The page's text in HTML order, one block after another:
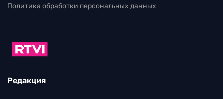
Политика обработки персональных данных
Редакция